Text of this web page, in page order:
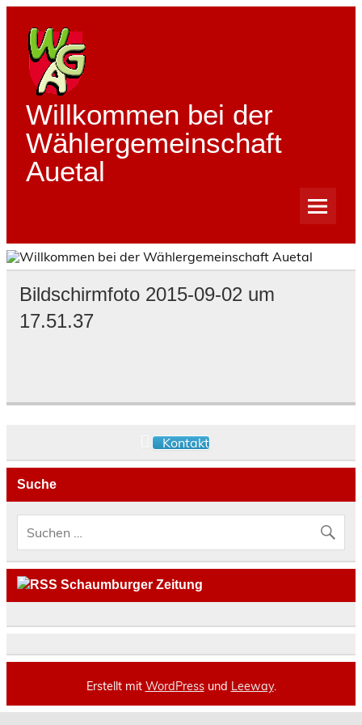
Skip
content
Willkommen bei der
Wählergemeinschaft
Auetal
Bildschirmfoto 2015-09-02 um
17.51.37
Kontakt
Suche
Schaumburger Zeitung
Erstellt mit WordPressund Leeway.